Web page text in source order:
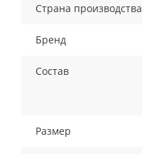
Страна производства
Бренд
Состав
Размер